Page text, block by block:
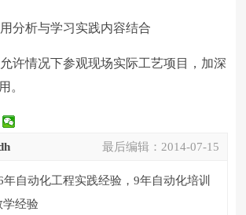
分析与学习实践内容结合
许情况下参观现场实际工艺项目，加深
。
最后编辑： 2014-07-15
年自动化工程实践经验，9年自动化培训
学经验